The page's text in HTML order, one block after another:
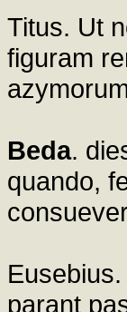
Titus. Ut
figuram
Beda.
quando,
parant